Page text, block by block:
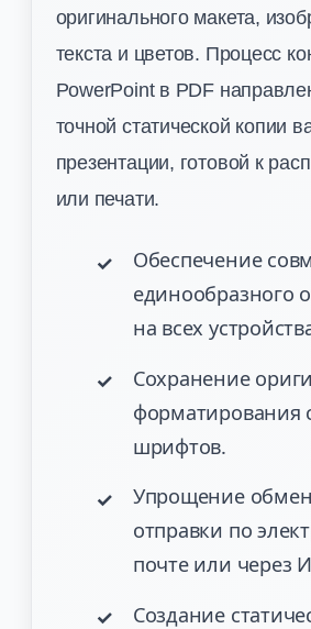
оригинального макета,
текста и цветов. Процесс
PowerPoint в PDF
точной статической копии
презентации, готовой к
или печати.
Обеспечение
единообразного
на всех
Сохранение
форматирования
шрифтов.
Упрощение
отправки по
почте или через
Создание